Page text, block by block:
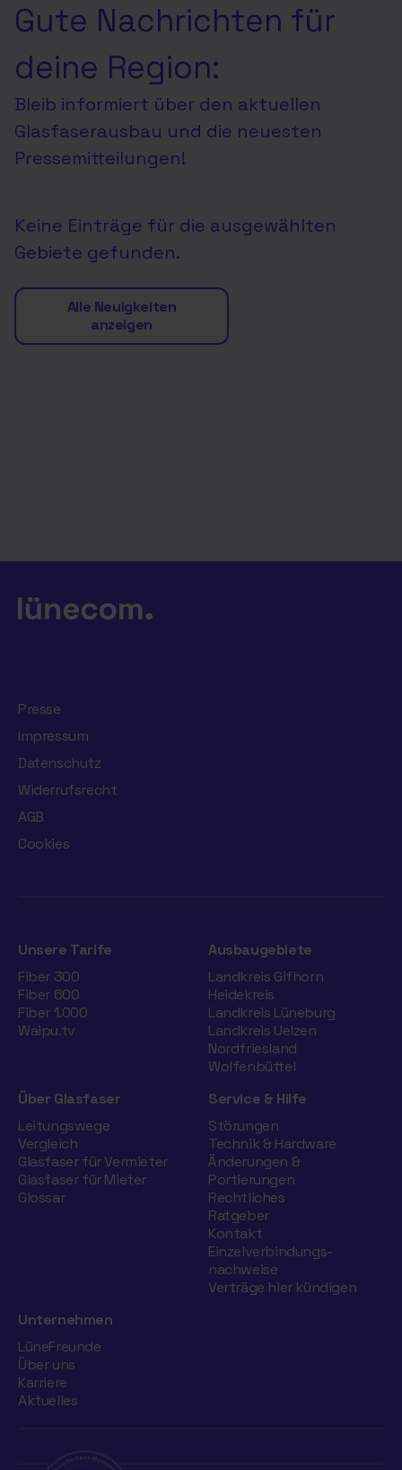
Gute Nachrichten für
deine Region:
Bleib informiert über den aktuellen
Glasfaserausbau und die neuesten
Pressemitteilungen!
Keine Einträge für die ausgewählten
Gebiete gefunden.
Alle Neuigkeiten
anzeigen
Presse
Impressum
Datenschutz
Widerrufsrecht
AGB
Cookies
Unsere Tarife
Fiber 300
Fiber 600
Fiber 1.000
Waipu.tv
Ausbaugebiete
Landkreis Gifhorn
Heidekreis
Landkreis Lüneburg
Landkreis Uelzen
Nordfriesland
Wolfenbüttel
Über Glasfaser
Leitungswege
Vergleich
Glasfaser für Vermieter
Glasfaser für Mieter
Glossar
Service & Hilfe
Störungen
Technik & Hardware
Änderungen &
Portierungen
Rechtliches
Ratgeber
Kontakt
Einzelverbindungs­
nachweise
Verträge hier kündigen
Unternehmen
LüneFreunde
Über uns
Karriere
Aktuelles